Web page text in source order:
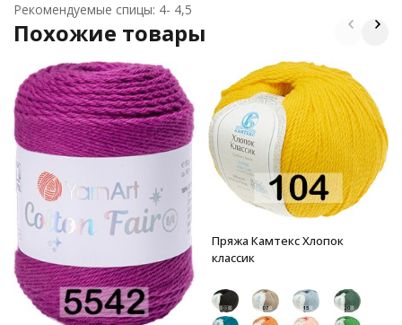
Рекомендуемые спицы: 4- 4,5
Похожие товары
Пряжа Камтекс Хлопок
классик